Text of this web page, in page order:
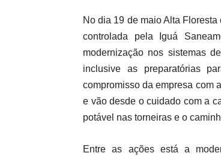
No dia 19 de maio Alta
controlada pela Iguá
modernização nos sistemas
inclusive as preparatórias
compromisso da empresa com
e vão desde o cuidado com a
potável nas torneiras e o
Entre as ações está a